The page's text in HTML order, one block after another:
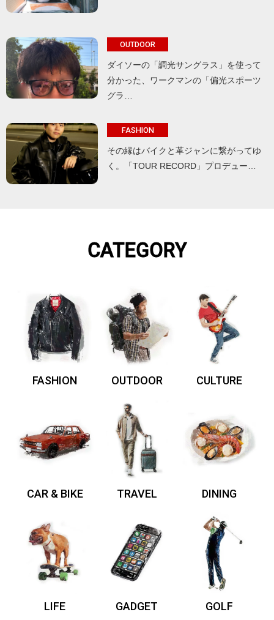
OUTDOOR
ダイソーの「調光サングラス」を使って
分かった、ワークマンの「偏光スポーツ
グラ…
FASHION
その縁はバイクと革ジャンに繋がってゆ
く。「TOUR RECORD」プロデュー…
CATEGORY
FASHION OUTDOOR CULTURE
CAR & BIKE TRAVEL DINING
LIFE GADGET GOLF